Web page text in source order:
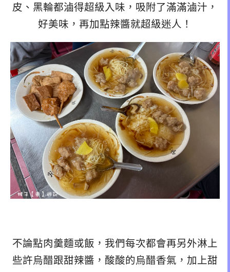
皮、黑輪都滷得超級入味，吸附了滿滿滷汁，
好美味，再加點辣醬就超級迷人！
不論點肉羹麵或飯，我們每次都會再另外淋上
些許烏醋跟甜辣醬，酸酸的烏醋香氣，加上甜